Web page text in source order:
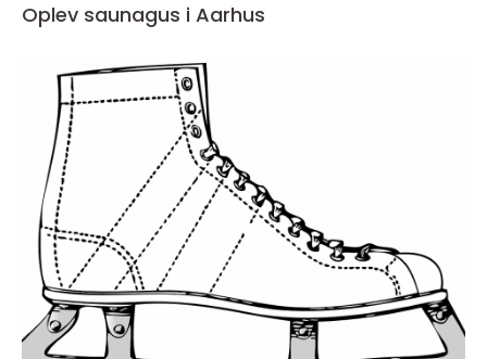
Oplev saunagus i Aarhus